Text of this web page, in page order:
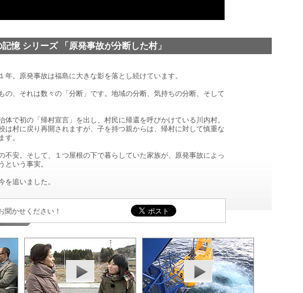
憶 シリーズ 「原発事故が分断した村」
年。原発事故は福島に大きな影を落とし続けています。
の、それは数々の「分断」です。地域の分断、気持ちの分断、そして
体で初の「帰村宣言」を出し、村民に帰還を呼びかけている川内村。
は村に戻り再開されますが、子を持つ親からは、帰村に対して慎重な
す。
不安。そして、１つ屋根の下で暮らしていた家族が、原発事故によっ
という事実。
を追いました。
聞かせください！